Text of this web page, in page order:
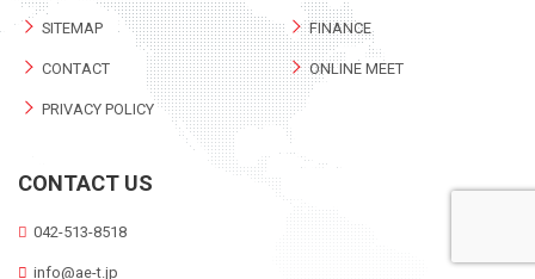
SITEMAP
CONTACT
PRIVACY POLICY
FINANCE
ONLINE MEET
CONTACT US
042-513-8518
info@ae-t.jp